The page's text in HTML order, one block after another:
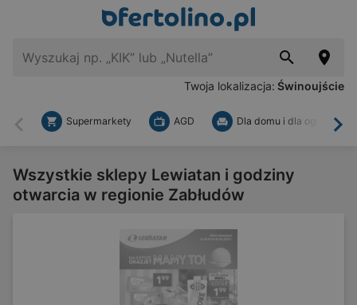
Twoja lokalizacja: Świnoujście
Wstecz
Supermarkety AGD Dla domu i dla ogrodu
Wszystkie sklepy Lewiatan i godziny
otwarcia w regionie Zabłudów